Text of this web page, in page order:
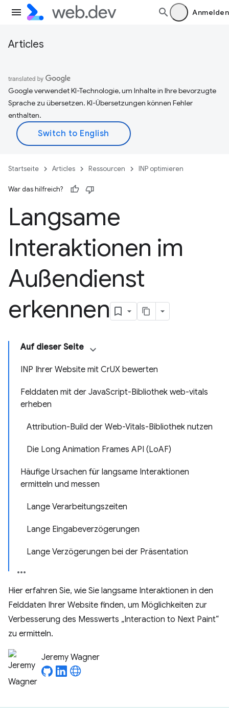
Anmelden
Articles
Google verwendet KI-Technologie, um Inhalte in Ihre bevorzugte
Sprache zu übersetzen. KI-Übersetzungen können Fehler
enthalten.
Startseite Articles Ressourcen INP optimieren
War das hilfreich?
Langsame
Interaktionen im
Außendienst
erkennen
Auf dieser Seite
INP Ihrer Website mit CrUX bewerten
Felddaten mit der JavaScript-Bibliothek web-vitals
erheben
Attribution-Build der Web-Vitals-Bibliothek nutzen
Die Long Animation Frames API (LoAF)
Häufige Ursachen für langsame Interaktionen
ermitteln und messen
Lange Verarbeitungszeiten
Lange Eingabeverzögerungen
Lange Verzögerungen bei der Präsentation
Hier erfahren Sie, wie Sie langsame Interaktionen in den
Felddaten Ihrer Website finden, um Möglichkeiten zur
Verbesserung des Messwerts „Interaction to Next Paint“
zu ermitteln.
Jeremy Wagner